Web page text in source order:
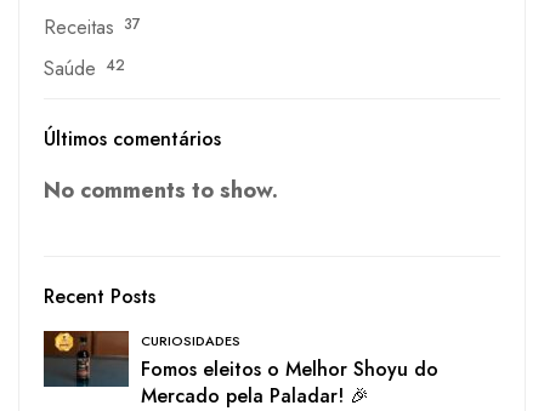
Receitas 37
Saúde 42
Últimos comentários
No comments to show.
Recent Posts
CURIOSIDADES
Fomos eleitos o Melhor Shoyu do
Mercado pela Paladar! 🎉